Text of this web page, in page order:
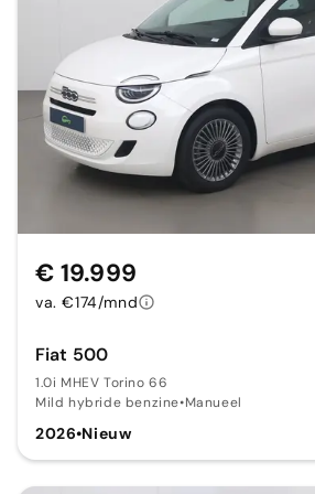
Fiat 500
1.0i MHEV Torino 66
Mild hybride benzine•Manueel
2026•Nieuw
€ 19.999
va. €174/mnd